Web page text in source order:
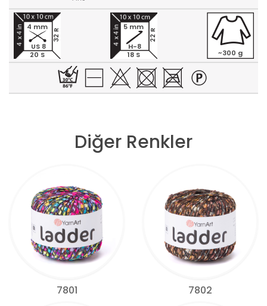
20 S
32 R
4 mm
US 8
18 S
22 R
5 mm
H-8
~300 g
Diğer Renkler
7801 7802